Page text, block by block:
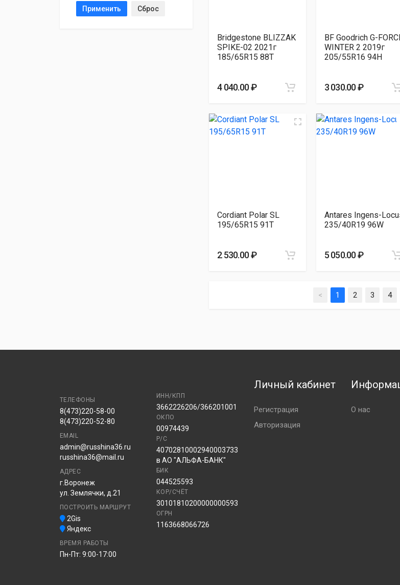
Применить Сброс
Bridgestone BLIZZAK
SPIKE-02 2021г
185/65R15 88T
4 040.00 ₽
BF Goodrich G-
WINTER 2 2019г
205/55R16 94H
3 030.00 ₽
Cordiant Polar SL
195/65R15 91T
2 530.00 ₽
Antares Ingens-
235/40R19 96W
5 050.00 ₽
< 1 2 3 4
ТЕЛЕФОНЫ
8(473)220-58-00
8(473)220-52-80
EMAIL
admin@russhina36.ru
russhina36@mail.ru
АДРЕС
г.Воронеж
ул. Землячки, д.21
ПОСТРОИТЬ МАРШРУТ
2Gis
Яндекс
ВРЕМЯ РАБОТЫ
Пн-Пт: 9:00-17:00
ИНН/КПП
3662226206/366201001
ОКПО
00974439
Р/С
40702810002940003733
в АО "АЛЬФА-БАНК"
БИК
044525593
КОР/СЧЁТ
30101810200000000593
ОГРН
1163668066726
Личный кабинет
Регистрация
Авторизация
О нас